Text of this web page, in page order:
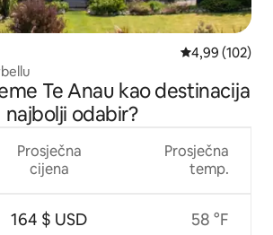
Prosječna
4,99 (102)
Te Anau kao destinacija
najbolji odabir?
Prosječna
cijena
164 $ USD
Prosječna
temp.
58 °F